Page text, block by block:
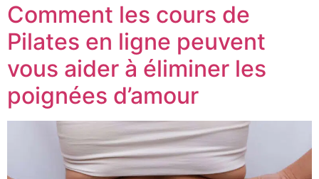
Comment les cours de
Pilates en ligne peuvent
vous aider à éliminer les
poignées d’amour